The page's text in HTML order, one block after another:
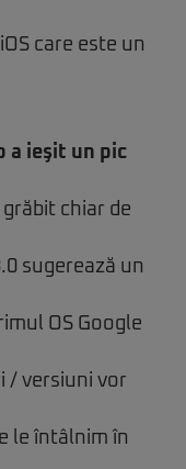
care este un
a ieşit un pic
chiar de
sugerează un
OS Google
/ versiuni vor
le întâlnim în